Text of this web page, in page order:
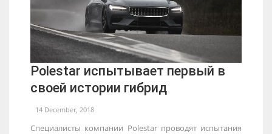
Polestar испытывает первый в
своей истории гибрид
14 December, 2018
Специалисты компании Polestar проводят испытания